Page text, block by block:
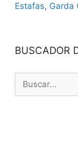
Estafas, Garda
BUSCADOR